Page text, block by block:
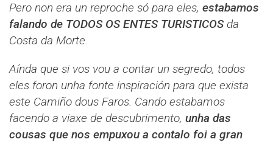
Pero non era un reproche só para eles, estabamos
falando de TODOS OS ENTES TURISTICOSda
Costa da Morte.
Aínda que si vos vou a contar un segredo, todos
eles foron unha fonte inspiración para que exista
este Camiño dous Faros. Cando estabamos
facendo a viaxe de descubrimento, unha das
cousas que nos empuxou a contalo foi a gran